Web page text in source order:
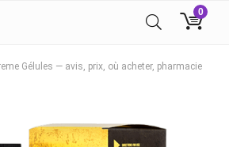
0
Gélules — avis, prix, où acheter, pharmacie